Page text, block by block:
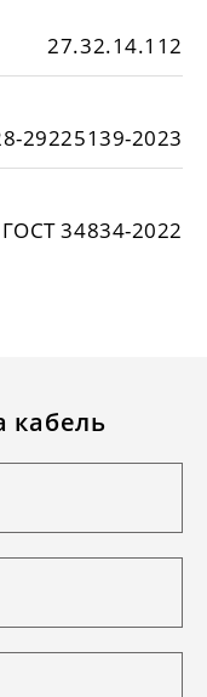
27.32.14.112
29225139-2023
ГОСТ 34834-2022
кабель